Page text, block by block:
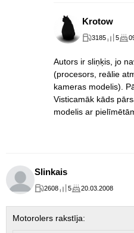
Krotow
3185 5
Autors ir sliņķis, jo
(procesors, reālie
kameras modelis).
Visticamāk kāds
modelis ar
Slinkais
2608 5 20.03.2008
Motorolers rakstīja: